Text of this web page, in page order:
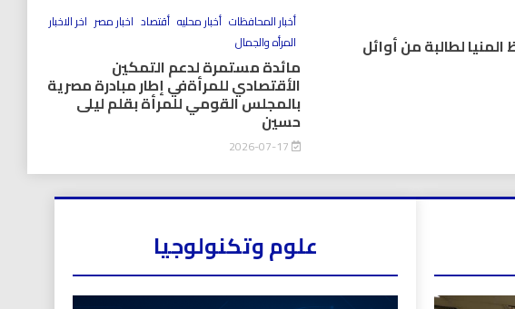
لطالبة من أوائل
أخبار المحافظات أخبار محليه أقتصاد اخبار مصر اخر الاخبار
المرأه والجمال
مائدة مستمرة لدعم التمكين
الأقتصادي للمرأةفي إطار مبادرة مصرية
بالمجلس القومي للمرأة بقلم ليلى
حسين
علوم وتكنولوجيا